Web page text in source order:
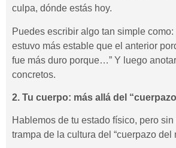
culpa, dónde estás hoy.
Puedes escribir algo tan simple como:
estuvo más estable que el anterior
fue más duro porque…” Y luego
concretos.
2. Tu cuerpo: más allá del
Hablemos de tu estado físico, pero
trampa de la cultura del “cuerpazo del